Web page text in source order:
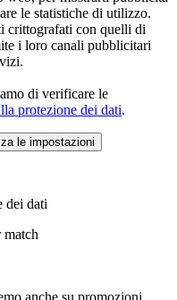
le statistiche di utilizzo.
crittografati con quelli di
i loro canali pubblicitari
di verificare le
protezione dei dati.
le impostazioni
dei dati
match
anche su promozioni